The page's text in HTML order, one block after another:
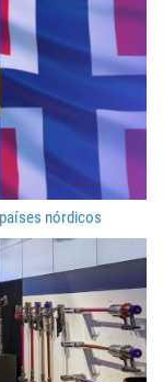
nórdicos